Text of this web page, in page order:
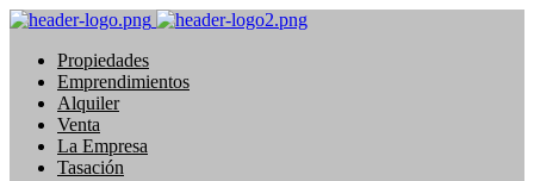
Propiedades
Emprendimientos
Alquiler
Venta
La Empresa
Tasación